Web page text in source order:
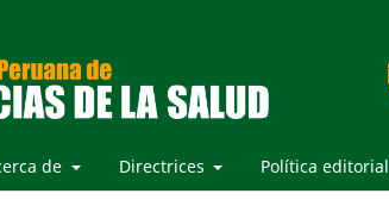
de Directrices Política editorial